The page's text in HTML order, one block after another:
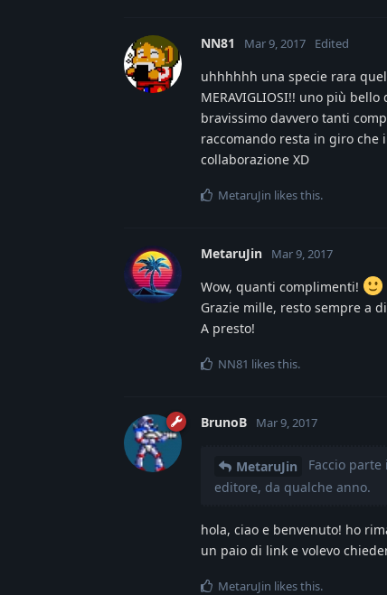
NN81 Mar 9, 2017 Edited
uhhhhhh una specie rara
MERAVIGLIOSI!! uno più
bravissimo davvero tanti
raccomando resta in giro che
collaborazione XD
MetaruJin likes this.
MetaruJin Mar 9, 2017
Wow, quanti complimenti!
Grazie mille, resto sempre a
A presto!
NN81 likes this.
BrunoB Mar 9, 2017
MetaruJin
Faccio
editore, da qualche anno.
hola, ciao e benvenuto! ho
un paio di link e volevo
MetaruJin likes this.